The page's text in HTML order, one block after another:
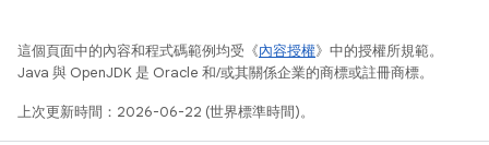
這個頁面中的內容和程式碼範例均受《內容授權》中的授權所規範。
Java 與 OpenJDK 是 Oracle 和/或其關係企業的商標或註冊商標。
上次更新時間：2026-06-22 (世界標準時間)。